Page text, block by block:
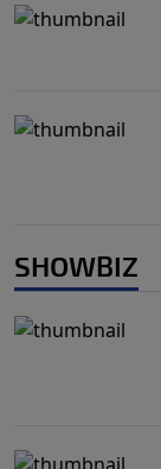
SHOWBIZ